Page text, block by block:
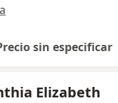
sin especificar
Elizabeth